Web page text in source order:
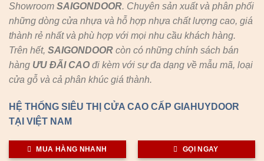
Showroom SAIGONDOOR. Chuyên sản xuất và phân phối
những dòng cửa nhựa và hỗ hợp nhựa chất lượng cao, giá
thành rẻ nhất và phù hợp với mọi nhu cầu khách hàng.
Trên hết, SAIGONDOOR còn có những chính sách bán
hàng ƯU ĐÃI CAO đi kèm với sự đa dạng về mẫu mã, loại
cửa gỗ và cả phân khúc giá thành.
HỆ THỐNG SIÊU THỊ CỬA CAO CẤP GIAHUYDOOR
TẠI VIỆT NAM
MUA HÀNG NHANH GỌI NGAY